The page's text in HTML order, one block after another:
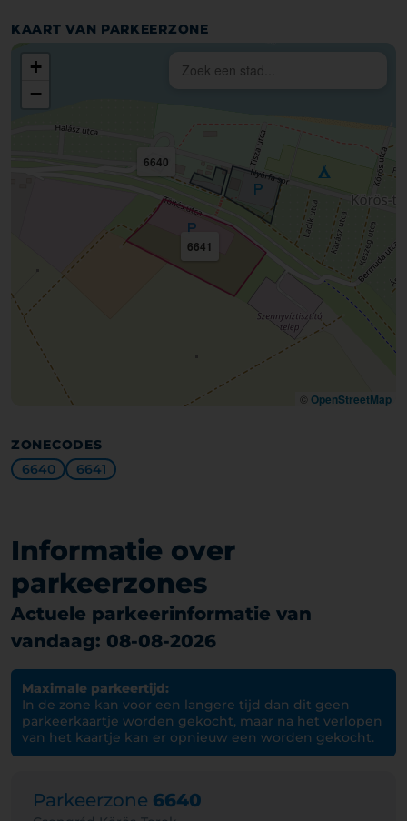
KAART VAN PARKEERZONE
6640
6641
+
−
© OpenStreetMap
ZONECODES
6640
6641
Informatie over
parkeerzones
Actuele parkeerinformatie van
vandaag: 08-08-2026
Maximale parkeertijd:
In de zone kan voor een langere tijd dan dit geen
parkeerkaartje worden gekocht, maar na het verlopen
van het kaartje kan er opnieuw een worden gekocht.
Parkeerzone 6640